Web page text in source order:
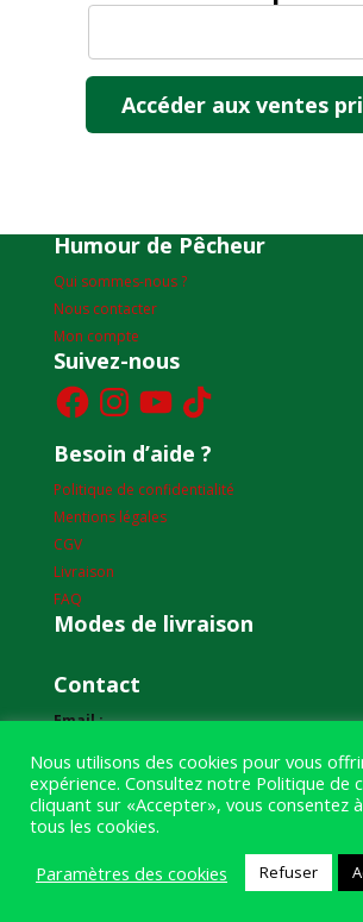
Humour de Pêcheur
Qui sommes-nous ?
Nous contacter
Mon compte
Suivez-nous
FacebookInstagramYouTubeTikTok
Besoin d’aide ?
Politique de confidentialité
Mentions légales
CGV
Livraison
FAQ
Modes de livraison
Contact
Email :
Adresse :
1bis boulevard Louis Renault
Téléphone :
Nous utilisons des cookies pour vous
expérience. Consultez notre Politique de
cliquant sur «Accepter», vous consentez
tous les cookies.
Paramètres des cookies
Refuser